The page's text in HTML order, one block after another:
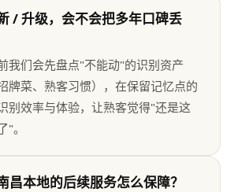
/ 升级，会不会把多年口碑丢
我们会先盘点"不能动"的识别资产
牌菜、熟客习惯），在保留记忆点的
别效率与体验，让熟客觉得"还是这
"。
昌本地的后续服务怎么保障？